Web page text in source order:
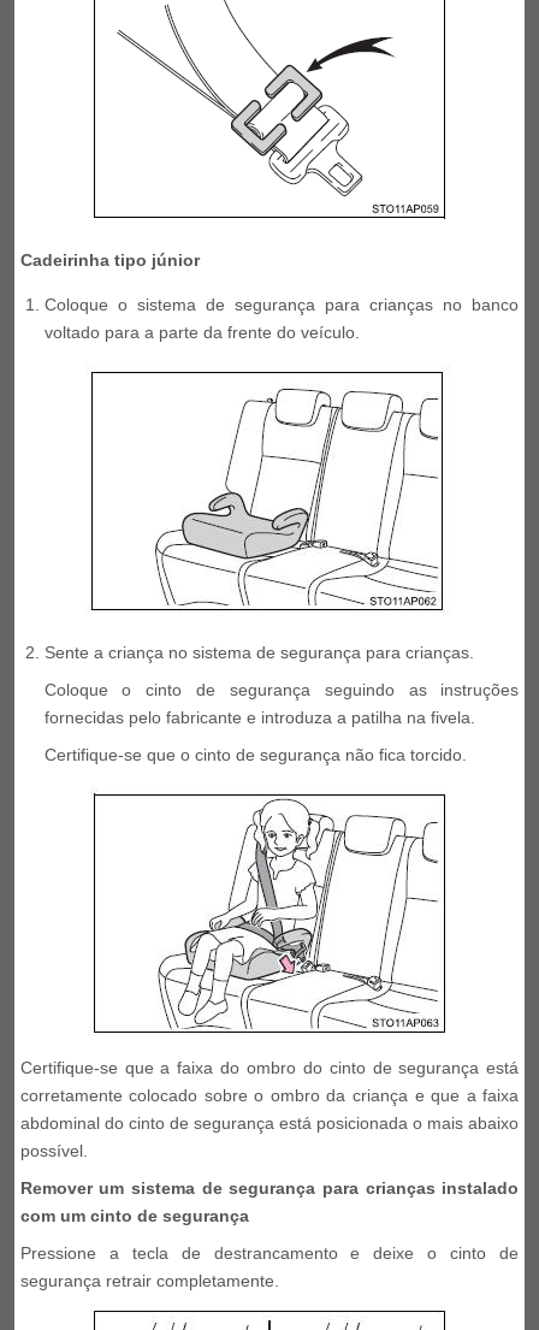
Cadeirinha tipo júnior
Coloque o sistema de segurança para crianças no banco
voltado para a parte da frente do veículo.
Sente a criança no sistema de segurança para crianças.
Coloque o cinto de segurança seguindo as instruções
fornecidas pelo fabricante e introduza a patilha na fivela.
Certifique-se que o cinto de segurança não fica torcido.
Certifique-se que a faixa do ombro do cinto de segurança está
corretamente colocado sobre o ombro da criança e que a faixa
abdominal do cinto de segurança está posicionada o mais abaixo
possível.
Remover um sistema de segurança para crianças instalado
com um cinto de segurança
Pressione a tecla de destrancamento e deixe o cinto de
segurança retrair completamente.